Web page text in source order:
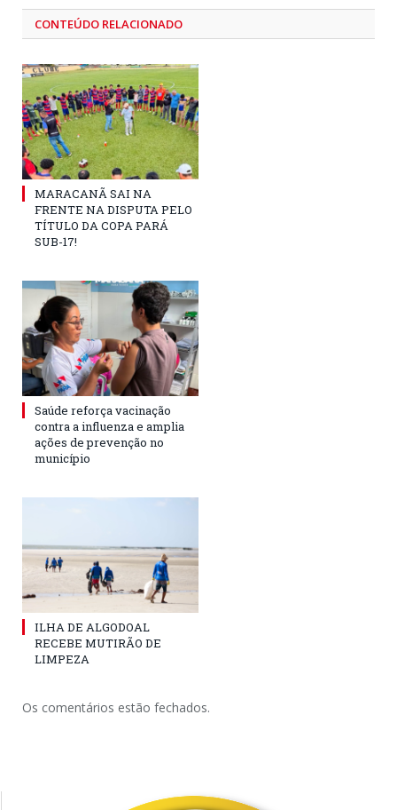
CONTEÚDO RELACIONADO
MARACANÃ SAI NA
FRENTE NA DISPUTA PELO
TÍTULO DA COPA PARÁ
SUB-17!
Saúde reforça vacinação
contra a influenza e amplia
ações de prevenção no
município
ILHA DE ALGODOAL
RECEBE MUTIRÃO DE
LIMPEZA
Os comentários estão fechados.